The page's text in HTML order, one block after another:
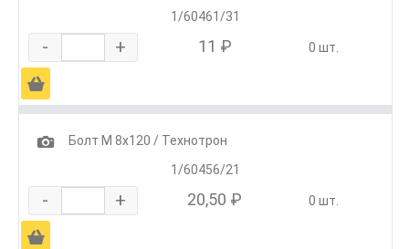
1/60461/31
- + 11 ₽ 0 шт.
Ä
1
Болт М 8х120 / Технотрон
1/60456/21
- + 20,50 ₽ 0 шт.
Ä